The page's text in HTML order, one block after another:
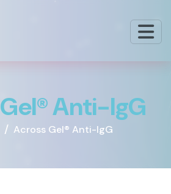
Gel®Anti-IgG
Across Gel® Anti-IgG